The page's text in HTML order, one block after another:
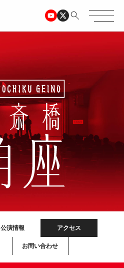
公演情報 アクセス
お問い合わせ